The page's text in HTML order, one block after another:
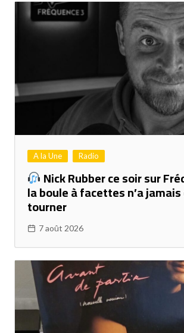
A la Une Radio
Nick Rubber ce soir sur
la boule à facettes n’a
tourner
7 août 2026